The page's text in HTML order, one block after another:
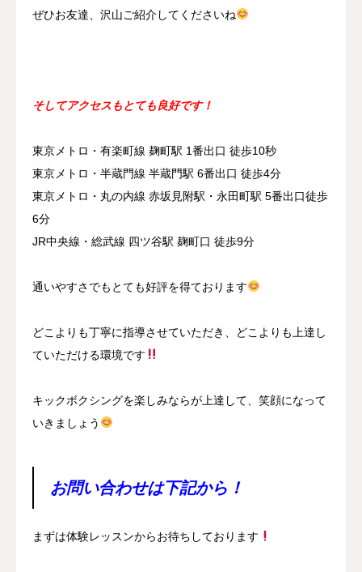
ぜひお友達、沢山ご紹介してくださいね
そしてアクセスもとても良好です！
東京メトロ・有楽町線 麹町駅 1番出口 徒歩10秒
東京メトロ・半蔵門線 半蔵門駅 6番出口 徒歩4分
東京メトロ・丸の内線 赤坂見附駅・永田町駅 5番出口徒歩
6分
JR中央線・総武線 四ツ谷駅 麹町口 徒歩9分
通いやすさでもとても好評を得ております
どこよりも丁寧に指導させていただき、どこよりも上達し
ていただける環境です
キックボクシングを楽しみならが上達して、笑顔になって
いきましょう
お問い合わせは下記から！
まずは体験レッスンからお待ちしております